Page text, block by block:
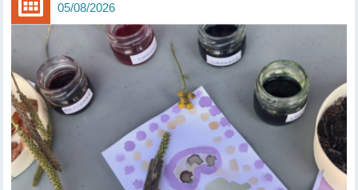
05/08/2026